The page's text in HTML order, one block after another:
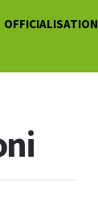
OFFICIALISATION